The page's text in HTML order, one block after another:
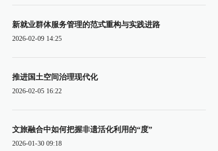
新就业群体服务管理的范式重构与实践进路
2026-02-09 14:25
推进国土空间治理现代化
2026-02-05 16:22
文旅融合中如何把握非遗活化利用的“度”
2026-01-30 09:18